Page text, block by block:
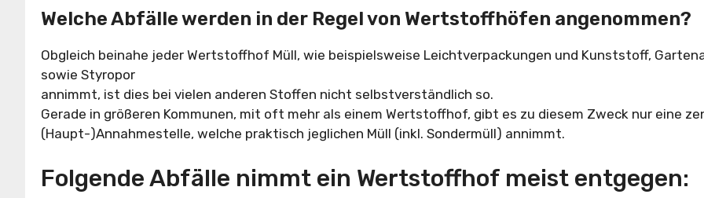
Welche Abfälle werden in der Regel von Wertstoffhöfen angenommen?
Obgleich beinahe jeder Wertstoffhof Müll, wie beispielsweise Leichtverpackungen und Kunststoff,
sowie Styropor
annimmt, ist dies bei vielen anderen Stoffen nicht selbstverständlich so.
Gerade in größeren Kommunen, mit oft mehr als einem Wertstoffhof, gibt es zu diesem Zweck nur eine
(Haupt-)Annahmestelle, welche praktisch jeglichen Müll (inkl. Sondermüll) annimmt.
Folgende Abfälle nimmt ein Wertstoffhof meist entgegen: